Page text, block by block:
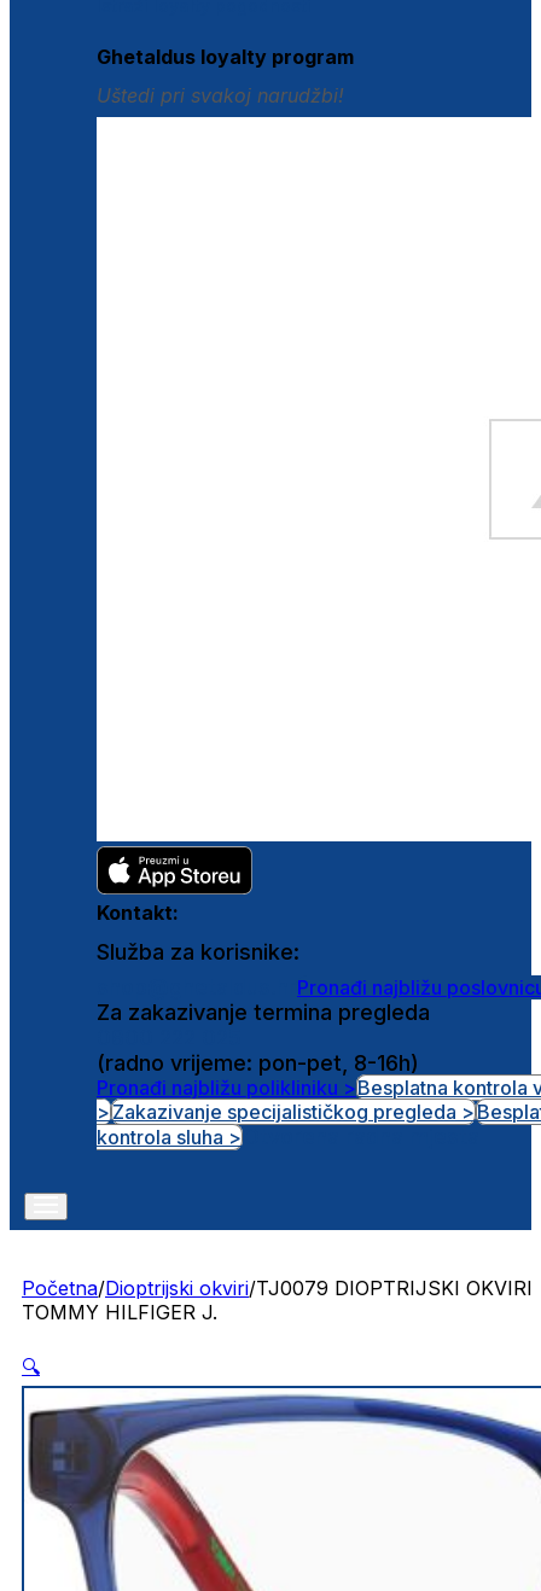
Ghetaldus loyalty program
Uštedi pri svakoj narudžbi!
Kontakt:
Služba za korisnike:
Pronađi najbližu
Za zakazivanje termina pregleda
(radno vrijeme: pon-pet, 8-16h)
Pronađi najbližu polikliniku >Besplatna kontrola
>Zakazivanje specijalističkog pregleda >
kontrola sluha >
Početna/Dioptrijski okviri/TJ0079 DIOPTRIJSKI OKVIRI
TOMMY HILFIGER J.
🔍